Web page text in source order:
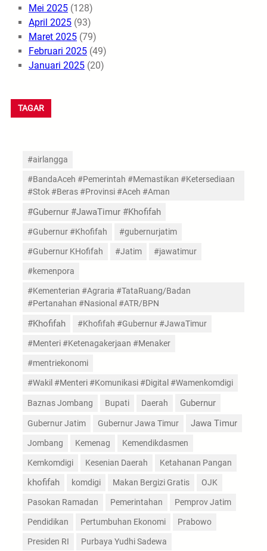
Mei 2025 (128)
April 2025 (93)
Maret 2025 (79)
Februari 2025 (49)
Januari 2025 (20)
TAGAR
#airlangga
#BandaAceh #Pemerintah #Memastikan #Ketersediaan
#Stok #Beras #Provinsi #Aceh #Aman
#Gubernur #JawaTimur #Khofifah
#Gubernur #Khofifah #gubernurjatim
#Gubernur KHofifah #Jatim #jawatimur
#kemenpora
#Kementerian #Agraria #TataRuang/Badan
#Pertanahan #Nasional #ATR/BPN
#Khofifah #Khofifah #Gubernur #JawaTimur
#Menteri #Ketenagakerjaan #Menaker
#mentriekonomi
#Wakil #Menteri #Komunikasi #Digital #Wamenkomdigi
Baznas Jombang Bupati Daerah Gubernur
Gubernur Jatim Gubernur Jawa Timur Jawa Timur
Jombang Kemenag Kemendikdasmen
Kemkomdigi Kesenian Daerah Ketahanan Pangan
khofifah komdigi Makan Bergizi Gratis OJK
Pasokan Ramadan Pemerintahan Pemprov Jatim
Pendidikan Pertumbuhan Ekonomi Prabowo
Presiden RI Purbaya Yudhi Sadewa